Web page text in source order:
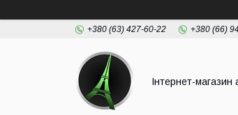
+380 (63) 427-60-22 +380 (66)
Інтернет-магазин